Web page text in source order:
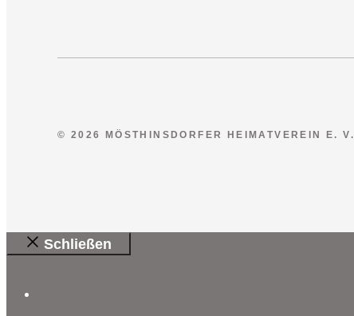
© 2026 MÖSTHINSDORFER HEIMATVEREIN E. V.
Schließen